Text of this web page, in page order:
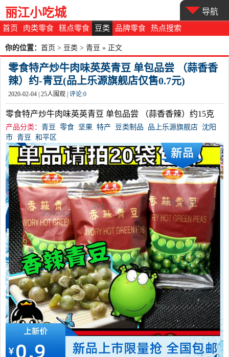
首页 肉类零食 糕点零食 豆类 品牌零食 热点搜索
丽江小吃城 导航
你的位置： 首页 > 豆类 > 青豆 » 正文
零食特产炒牛肉味英英青豆 单包品尝 （蒜香香
辣）约-青豆(品上乐源旗舰店仅售0.7元)
2020-02-04 | 25人围观 | 评论:0
零食特产炒牛肉味英英青豆 单包品尝 （蒜香香辣）约15克
产品分类： 青豆 零食 坚果 特产 豆类制品 品上乐源旗舰店 沈阳
市 青豆 和平区